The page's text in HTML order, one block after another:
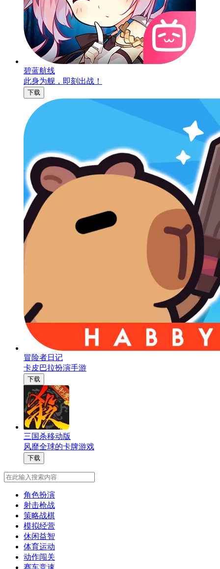
碧蓝航线
此身为舰，即刻出战！
下载
冒险者日记
卡皮巴拉扮演手游
下载
三国杀移动版
风靡全球的卡牌游戏
下载
角色扮演
射击枪战
策略战棋
模拟经营
休闲益智
体育运动
动作闯关